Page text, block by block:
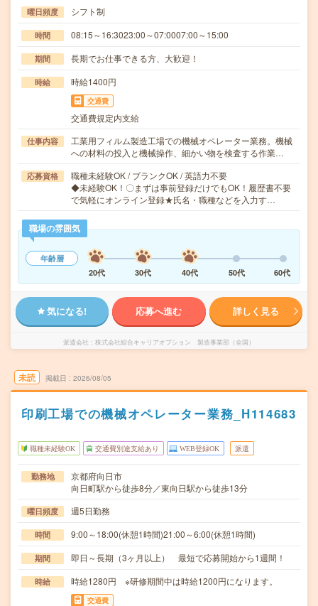
曜日頻度 シフト制
時間 08:15～16:3023:00～07:0007:00～15:00
期間 長期でお仕事できる方、大歓迎！
時給 時給1400円
交通費
交通費規定内支給
仕事内容
工業用フィルム製造工場での機械オペレーター業務。機械
への材料の投入と機械操作、細かい物を検査する作業…
応募資格
職種未経験OK / ブランクOK / 英語力不要
◆未経験OK！〇まずは事前登録だけでもOK！履歴書不要
で気軽にオンライン登録★氏名・職種などを入力す…
職場の雰囲気
年齢層
20代
30代 40代 50代 60代
気になる! 応募へ進む 詳しく見る
派遣会社 株式会社綜合キャリアオプション 製造事業部（全国）
未読 掲載日 2026/08/05
印刷工場での機械オペレーター業務_H114683
職種未経験OK 交通費別途支給あり WEB登録OK 派遣
勤務地
京都府向日市
向日町駅から徒歩8分／東向日駅から徒歩13分
曜日頻度 週5日勤務
時間 9:00～18:00(休憩1時間)21:00～6:00(休憩1時間)
期間 即日～長期（3ヶ月以上） 最短で応募開始から1週間！
時給 時給1280円 ※研修期間中は時給1200円になります。
交通費